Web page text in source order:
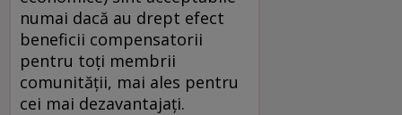
numai dacă au drept efect
beneficii compensatorii
pentru toți membrii
comunității, mai ales pentru
cei mai dezavantajați.